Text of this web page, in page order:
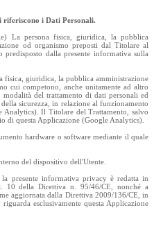
riferiscono i Dati Personali.
La persona fisica, giuridica, la pubblica
od organismo preposti dal Titolare al
predisposto dalla presente informativa sulla
fisica, giuridica, la pubblica amministrazione
cui competono, anche unitamente ad altro
del trattamento di dati personali ed
sicurezza, in relazione al funzionamento
Il Titolare del Trattamento, salvo
di questa Applicazione (Google Analytics).
hardware o software mediante il quale
del dispositivo dell'Utente.
presente informativa privacy è redatta in
10 della Direttiva n. 95/46/CE, nonché a
aggiornata dalla Direttiva 2009/136/CE, in
esclusivamente questa Applicazione